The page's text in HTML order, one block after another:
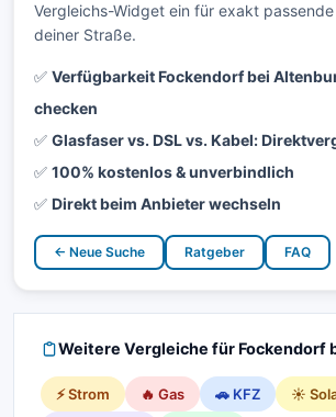
Vergleichs-Widget ein für exakt
deiner Straße.
✅ Verfügbarkeit Fockendorf bei
checken
✅ Glasfaser vs. DSL vs. Kabel:
✅ 100% kostenlos & unverbindlich
✅ Direkt beim Anbieter wechseln
← Neue Suche Ratgeber FAQ
Weitere Vergleiche für Fockendorf
⚡ Strom 🔥 Gas 🚗 KFZ
☀️